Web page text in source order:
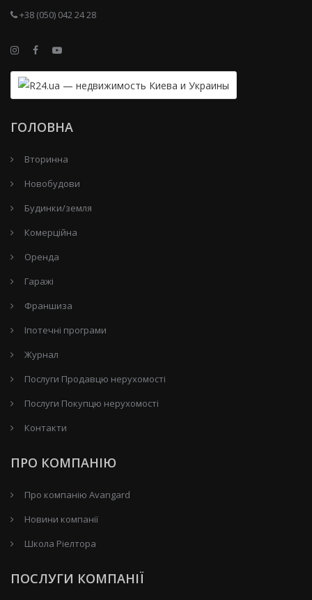
+38 (050) 042 24 28
ГОЛОВНА
Вторинна
Новобудови
Будинки/земля
Комерційна
Оренда
Гаражі
Франшиза
Іпотечні програми
Журнал
Послуги Продавцю нерухомості
Послуги Покупцю нерухомості
Контакти
ПРО КОМПАНІЮ
Про компанію Avangard
Новини компанії
Школа Ріелтора
ПОСЛУГИ КОМПАНІЇ